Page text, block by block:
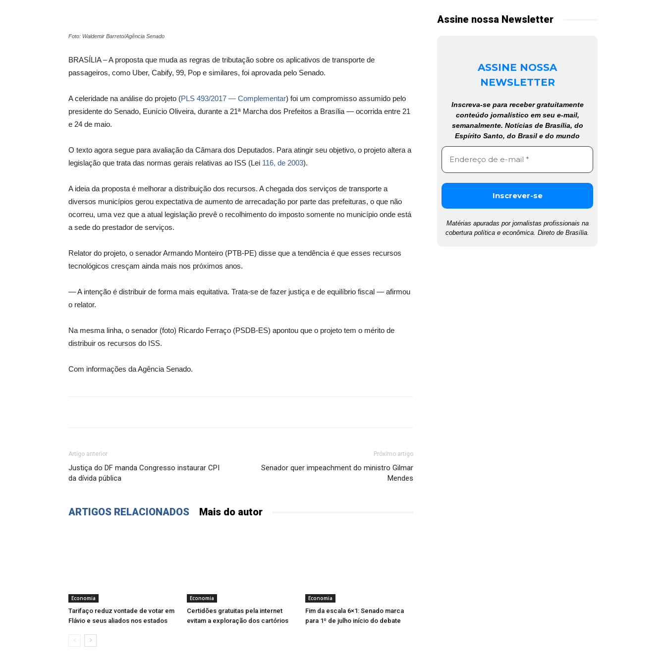
Foto: Waldemir Barreto/Agência Senado
BRASÍLIA – A proposta que muda as regras de tributação sobre os aplicativos de transporte de
passageiros, como Uber, Cabify, 99, Pop e similares, foi aprovada pelo Senado.
A celeridade na análise do projeto (PLS 493/2017 — Complementar) foi um compromisso assumido pelo
presidente do Senado, Eunício Oliveira, durante a 21ª Marcha dos Prefeitos a Brasília — ocorrida entre 21
e 24 de maio.
O texto agora segue para avaliação da Câmara dos Deputados. Para atingir seu objetivo, o projeto altera a
legislação que trata das normas gerais relativas ao ISS (Lei 116, de 2003).
A ideia da proposta é melhorar a distribuição dos recursos. A chegada dos serviços de transporte a
diversos municípios gerou expectativa de aumento de arrecadação por parte das prefeituras, o que não
ocorreu, uma vez que a atual legislação prevê o recolhimento do imposto somente no município onde está
a sede do prestador de serviços.
Relator do projeto, o senador Armando Monteiro (PTB-PE) disse que a tendência é que esses recursos
tecnológicos cresçam ainda mais nos próximos anos.
— A intenção é distribuir de forma mais equitativa. Trata-se de fazer justiça e de equilíbrio fiscal — afirmou
o relator.
Na mesma linha, o senador (foto) Ricardo Ferraço (PSDB-ES) apontou que o projeto tem o mérito de
distribuir os recursos do ISS.
Com informações da Agência Senado.
Artigo anterior
Justiça do DF manda Congresso instaurar CPI
da dívida pública
Próximo artigo
Senador quer impeachment do ministro Gilmar
Mendes
ARTIGOS RELACIONADOS Mais do autor
Economia
Tarifaço reduz vontade de votar em
Flávio e seus aliados nos estados
Economia
Certidões gratuitas pela internet
evitam a exploração dos cartórios
Economia
Fim da escala 6×1: Senado marca
para 1º de julho início do debate
Assine nossa Newsletter
ASSINE NOSSA
NEWSLETTER
Inscreva-se para receber gratuitamente
conteúdo jornalístico em seu e-mail,
semanalmente. Notícias de Brasília, do
Espírito Santo, do Brasil e do mundo
Matérias apuradas por jornalistas profissionais na
cobertura política e econômica. Direto de Brasília.